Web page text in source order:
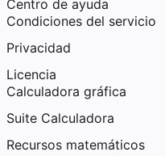
Centro de ayuda
Condiciones del servicio
Privacidad
Licencia
Calculadora gráfica
Suite Calculadora
Recursos matemáticos